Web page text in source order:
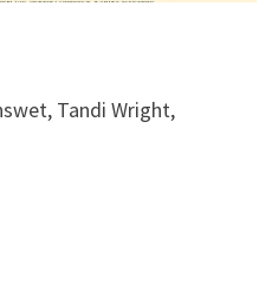
Tandi Wright,